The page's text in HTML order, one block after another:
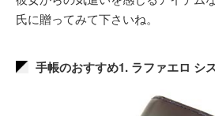
氏に贈ってみて下さいね。
手帳のおすすめ1. ラファエロ シ